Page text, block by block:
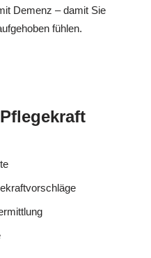
Demenz – damit Sie
fühlen.